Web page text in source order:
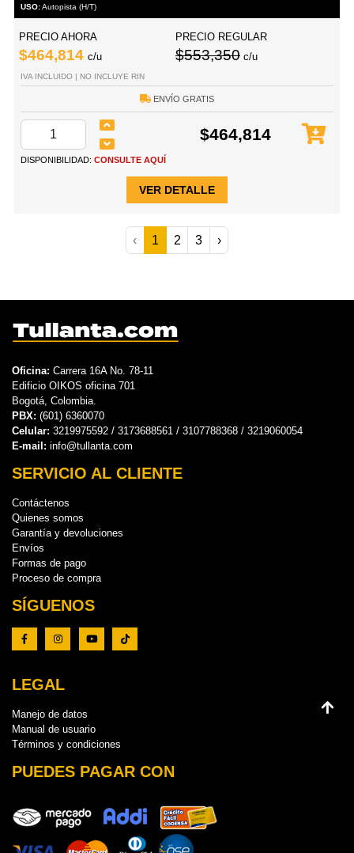
USO:Autopista (H/T)
PRECIO AHORA
$464,814 c/u
PRECIO REGULAR
$553,350 c/u
IVA INCLUIDO | NO INCLUYE RIN
ENVÍO GRATIS
$464,814
DISPONIBILIDAD: CONSULTE AQUÍ
VER DETALLE
‹ 1 2 3 ›
Oficina: Carrera 16A No. 78-11
Edificio OIKOS oficina 701
Bogotá, Colombia.
PBX: (601) 6360070
Celular: 3219975592 / 3173688561 / 3107788368 / 3219060054
E-mail: info@tullanta.com
SERVICIO AL CLIENTE
Contáctenos
Quienes somos
Garantía y devoluciones
Envíos
Formas de pago
Proceso de compra
SÍGUENOS
LEGAL
Manejo de datos
Manual de usuario
Términos y condiciones
PUEDES PAGAR CON